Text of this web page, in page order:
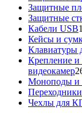
Защитные
Защитные
Кабели USB
Кейсы и
Клавиатуры
Крепление и
видеокамер
Моноподы и
Чехлы для